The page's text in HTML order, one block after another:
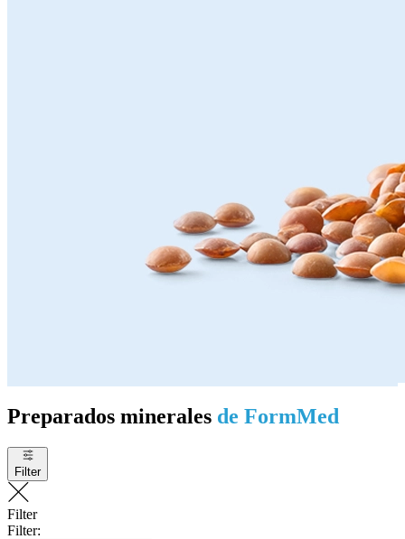
Preparados minerales de FormMed
Filter
Filter
Filter: